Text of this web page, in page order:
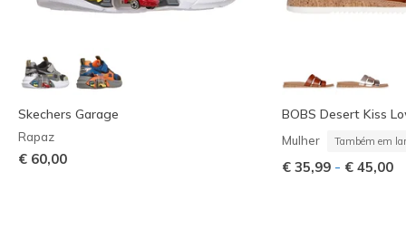
Skechers Garage
Rapaz
€ 60,00
BOBS Desert Kiss
Mulher Também em
€ 35,99 - € 45,00